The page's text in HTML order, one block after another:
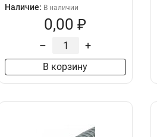
Наличие: В наличии
0,00 ₽
– +
В корзину